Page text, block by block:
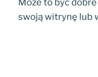
swoją witrynę lub